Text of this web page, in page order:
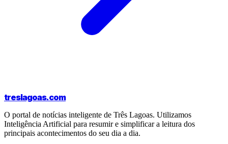
treslagoas.com
O portal de notícias inteligente de Três Lagoas. Utilizamos
Inteligência Artificial para resumir e simplificar a leitura dos
principais acontecimentos do seu dia a dia.